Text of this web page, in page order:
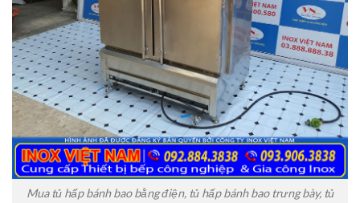
Mua tủ hấp bánh bao bằng điện, tủ hấp bánh bao trưng bày, tủ